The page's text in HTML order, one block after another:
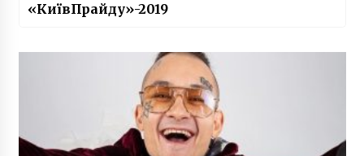
«КиївПрайду»-2019